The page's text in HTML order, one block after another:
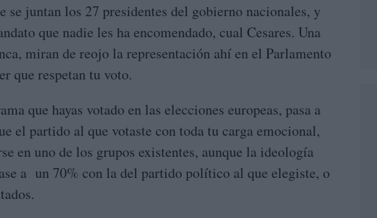
se juntan los 27 presidentes del gobierno nacionales, y
que nadie les ha encomendado, cual Cesares. Una
miran de reojo la representación ahí en el Parlamento
que respetan tu voto.
que hayas votado en las elecciones europeas, pasa a
el partido al que votaste con toda tu carga emocional,
en uno de los grupos existentes, aunque la ideología
a un 70% con la del partido político al que elegiste, o